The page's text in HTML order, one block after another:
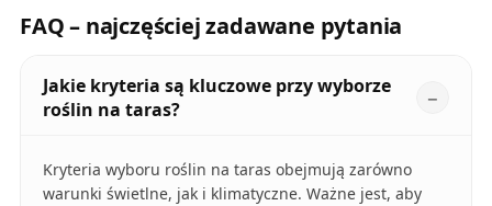
FAQ – najczęściej zadawane pytania
Jakie kryteria są kluczowe przy wyborze
roślin na taras?
Kryteria wyboru roślin na taras obejmują zarówno
warunki świetlne, jak i klimatyczne. Ważne jest, aby